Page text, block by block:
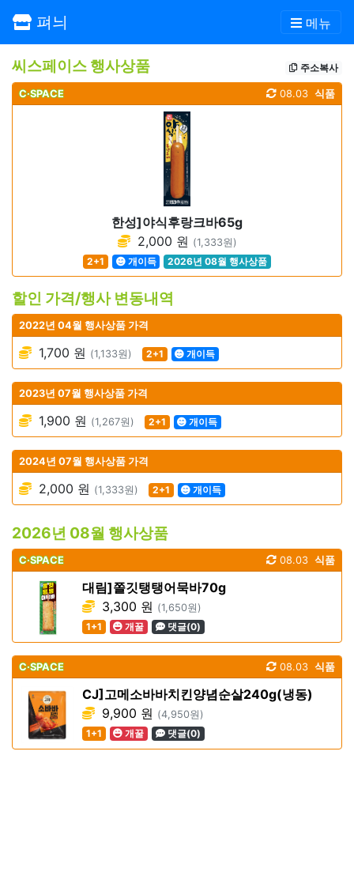
펴늬 메뉴
씨스페이스 행사상품 주소복사
C·SPACE 식품
08.03
한성]야식후랑크바65g
2,000 원 (1,333원)
2+1
개이득 2026년 08월 행사상품
할인 가격/행사 변동내역
2022년 04월 행사상품 가격
1,700 원 (1,133원) 2+1 개이득
2023년 07월 행사상품 가격
1,900 원 (1,267원) 2+1 개이득
2024년 07월 행사상품 가격
2,000 원 (1,333원) 2+1 개이득
2026년 08월 행사상품
C·SPACE 식품
08.03
대림]쫄깃탱탱어묵바70g
3,300 원 (1,650원)
1+1
개꿀 댓글(0)
C·SPACE 식품
08.03
CJ]고메소바바치킨양념순살240g(냉동)
9,900 원 (4,950원)
1+1
개꿀 댓글(0)